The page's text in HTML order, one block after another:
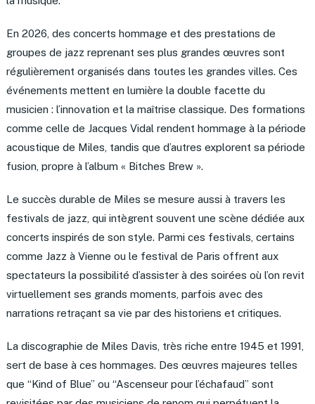
En 2026, des concerts hommage et des prestations de
groupes de jazz reprenant ses plus grandes œuvres sont
régulièrement organisés dans toutes les grandes villes. Ces
événements mettent en lumière la double facette du
musicien : l’innovation et la maîtrise classique. Des formations
comme celle de Jacques Vidal rendent hommage à la période
acoustique de Miles, tandis que d’autres explorent sa période
fusion, propre à l’album « Bitches Brew ».
Le succès durable de Miles se mesure aussi à travers les
festivals de jazz, qui intègrent souvent une scène dédiée aux
concerts inspirés de son style. Parmi ces festivals, certains
comme Jazz à Vienne ou le festival de Paris offrent aux
spectateurs la possibilité d’assister à des soirées où l’on revit
virtuellement ses grands moments, parfois avec des
narrations retraçant sa vie par des historiens et critiques.
La discographie de Miles Davis, très riche entre 1945 et 1991,
sert de base à ces hommages. Des œuvres majeures telles
que “Kind of Blue” ou “Ascenseur pour l’échafaud” sont